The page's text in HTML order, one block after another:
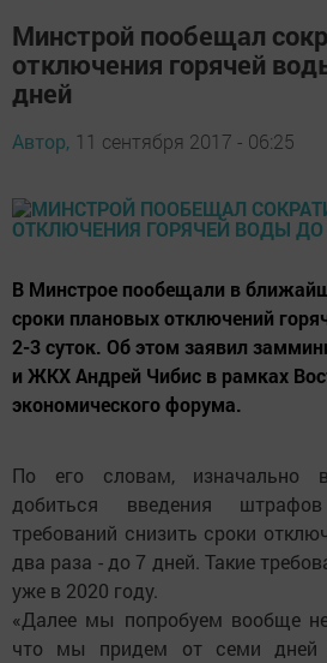
Минстрой пообещал
отключения горячей
дней
Автор, 11 сентября 2017 - 06:25
В Минстрое пообещали в
сроки плановых отключений
2-3 суток. Об этом заявил
и ЖКХ Андрей Чибис в рамках
экономического форума.
По его словам, изначально
добиться введения
требований снизить сроки
два раза - до 7 дней. Такие
уже в 2020 году.
«Далее мы попробуем вообще
что мы придем от семи